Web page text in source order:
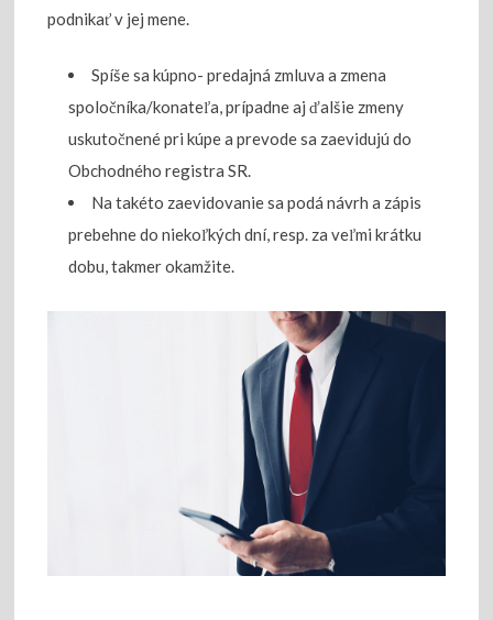
podnikať v jej mene.
Spíše sa kúpno- predajná zmluva a zmena
spoločníka/konateľa, prípadne aj ďalšie zmeny
uskutočnené pri kúpe a prevode sa zaevidujú do
Obchodného registra SR.
Na takéto zaevidovanie sa podá návrh a zápis
prebehne do niekoľkých dní, resp. za veľmi krátku
dobu, takmer okamžite.